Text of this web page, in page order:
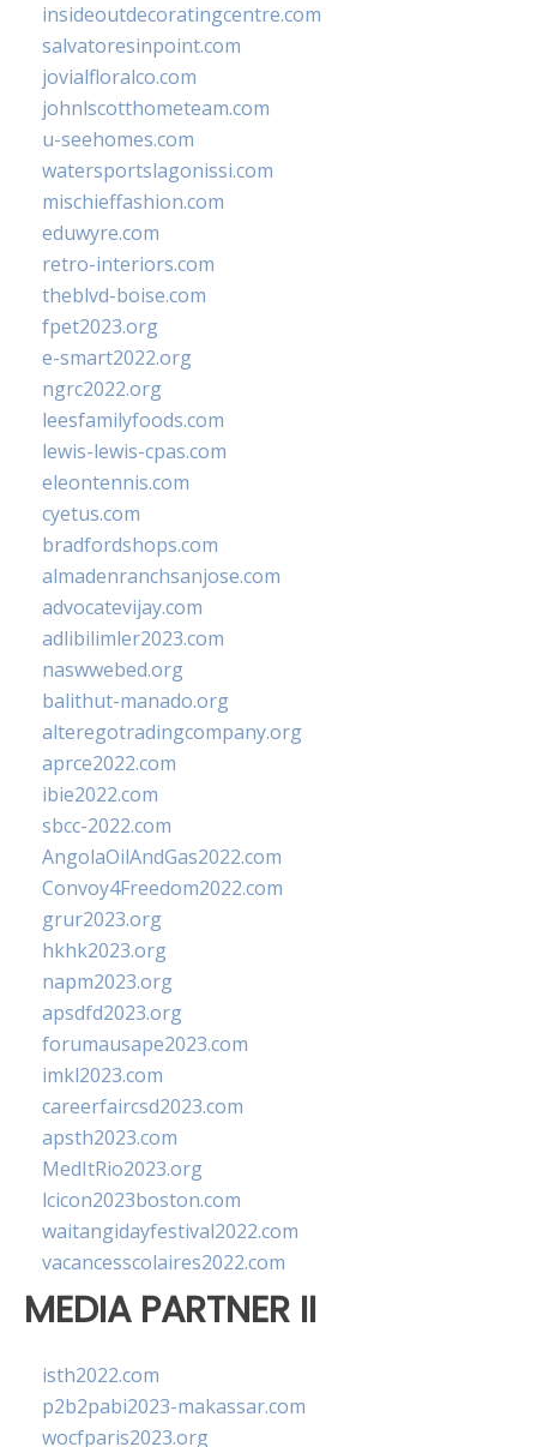
insideoutdecoratingcentre.com
salvatoresinpoint.com
jovialfloralco.com
johnlscotthometeam.com
u-seehomes.com
watersportslagonissi.com
mischieffashion.com
eduwyre.com
retro-interiors.com
theblvd-boise.com
fpet2023.org
e-smart2022.org
ngrc2022.org
leesfamilyfoods.com
lewis-lewis-cpas.com
eleontennis.com
cyetus.com
bradfordshops.com
almadenranchsanjose.com
advocatevijay.com
adlibilimler2023.com
naswwebed.org
balithut-manado.org
alteregotradingcompany.org
aprce2022.com
ibie2022.com
sbcc-2022.com
AngolaOilAndGas2022.com
Convoy4Freedom2022.com
grur2023.org
hkhk2023.org
napm2023.org
apsdfd2023.org
forumausape2023.com
imkl2023.com
careerfaircsd2023.com
apsth2023.com
MedItRio2023.org
lcicon2023boston.com
waitangidayfestival2022.com
vacancesscolaires2022.com
MEDIA PARTNER II
isth2022.com
p2b2pabi2023-makassar.com
wocfparis2023.org